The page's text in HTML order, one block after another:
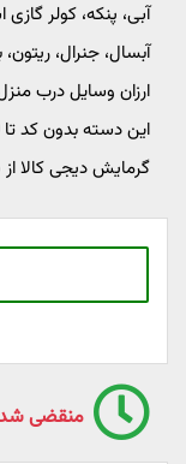
آبی، پنکه، کولر
آبسال، جنرال،
ارزان وسایل درب
گرمایش دیجی کالا
منقضی